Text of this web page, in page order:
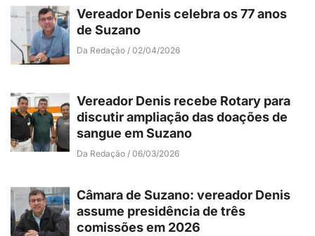
Vereador Denis celebra os 77 anos
de Suzano
Da Redação 02/04/2026
Vereador Denis recebe Rotary para
discutir ampliação das doações de
sangue em Suzano
Da Redação 06/03/2026
Câmara de Suzano: vereador Denis
assume presidência de três
comissões em 2026